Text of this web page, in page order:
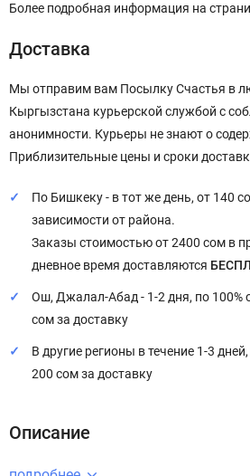
Более подробная информация на
Доставка
Мы отправим вам Посылку Счастья в
Кыргызстана курьерской службой с
анонимности. Курьеры не знают о
Приблизительные цены и сроки
По Бишкеку - в тот же день, от 140
зависимости от района.
Заказы стоимостью от 2400 сом в
дневное время доставляются
Ош, Джалал-Абад - 1-2 дня, по 100%
сом за доставку
В другие регионы в течение 1-3
200 сом за доставку
Описание